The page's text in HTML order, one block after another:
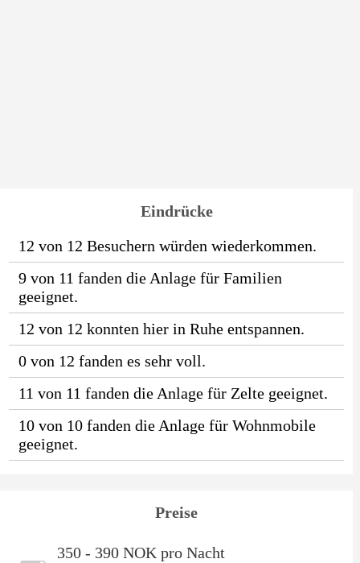
Eindrücke
12 von 12 Besuchern würden wiederkommen.
9 von 11 fanden die Anlage für Familien
geeignet.
12 von 12 konnten hier in Ruhe entspannen.
0 von 12 fanden es sehr voll.
11 von 11 fanden die Anlage für Zelte geeignet.
10 von 10 fanden die Anlage für Wohnmobile
geeignet.
Preise
350 - 390 NOK pro Nacht